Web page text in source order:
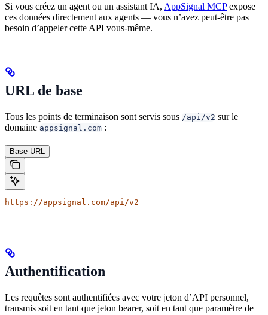
Si vous créez un agent ou un assistant IA, AppSignal MCPexpose
ces données directement aux agents — vous n’avez peut-être pas
besoin d’appeler cette API vous-même.
URL de base
Tous les points de terminaison sont servis sous /api/v2 sur le
domaine appsignal.com :
Base URL
https://appsignal.com/api/v2
Authentification
Les requêtes sont authentifiées avec votre jeton d’API personnel,
transmis soit en tant que jeton bearer, soit en tant que paramètre de